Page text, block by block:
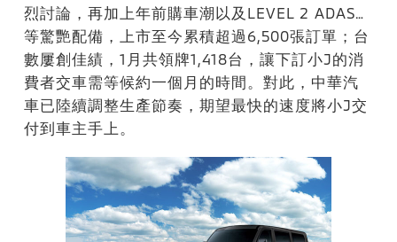
烈討論，再加上年前購車潮以及LEVEL 2 ADAS…
等驚艷配備，上市至今累積超過6,500張訂單；台
數屢創佳績，1月共領牌1,418台，讓下訂小J的消
費者交車需等候約一個月的時間。對此，中華汽
車已陸續調整生產節奏，期望最快的速度將小J交
付到車主手上。